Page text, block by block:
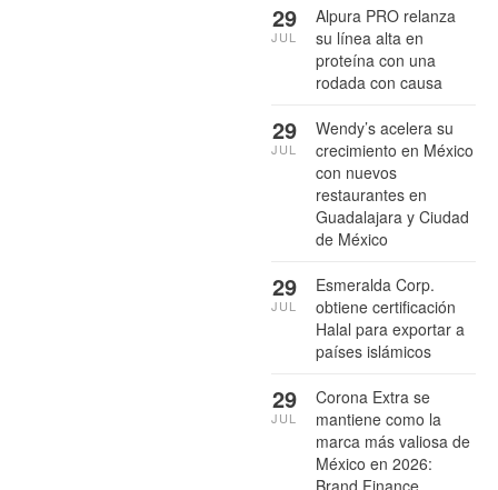
Alpura PRO relanza
su línea alta en
proteína con una
rodada con causa
29
JUL
Wendy’s acelera su
crecimiento en México
con nuevos
restaurantes en
Guadalajara y Ciudad
de México
29
JUL
Esmeralda Corp.
obtiene certificación
Halal para exportar a
países islámicos
29
JUL
Corona Extra se
mantiene como la
marca más valiosa de
México en 2026:
29
JUL